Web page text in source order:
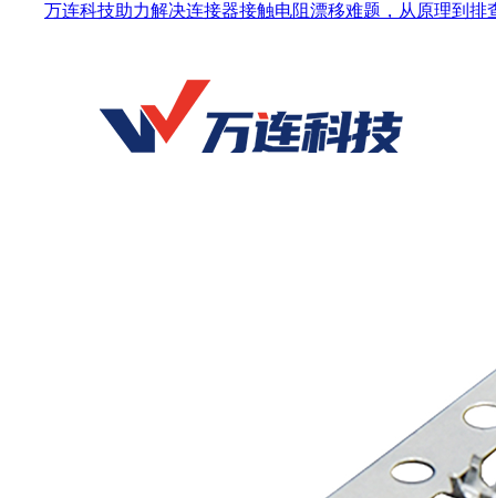
万连科技助力解决连接器接触电阻漂移难题，从原理到排